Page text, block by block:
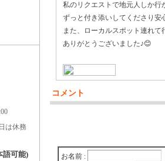
は休務
語可能)
私のリクエストで地元人しか行
ずっと付き添いしてくださり安
また、ローカルスポット連れて
ありがとうございました♪😊
コメント
お名前 :